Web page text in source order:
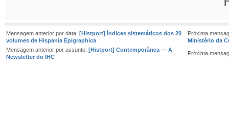
Mensagem anterior por data: [Histport] Índices sistemáticos dos 20
volumes de Hispania Epigraphica
Próxima
Ministério da
Mensagem anterior por assunto: [Histport] Contemporânea — A
Newsletter do IHC
Próxima